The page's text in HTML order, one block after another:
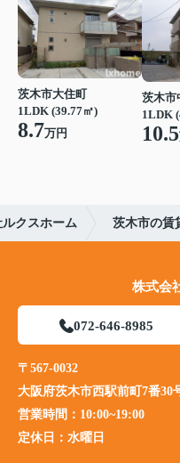
茨木市大住町
1LDK (39.77㎡)
8.7万円
茨木市
1LDK
10.5
クスホーム 茨木市の賃
株式会
072-646-8985
〒567-0032
大阪府茨木市西駅前町7番30
営業時間： 10:00~19:00
定休日： 水曜日